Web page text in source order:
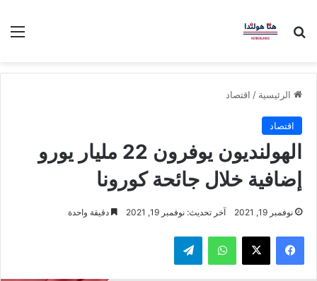
بحث عن
الرئيسية / اقتصاد
اقتصاد
الهولنديون يوفرون 22 مليار يورو
إضافية خلال جائحة كورونا
نوفمبر 19, 2021 آخر تحديث: نوفمبر 19, 2021 دقيقة واحدة
فيسبوك ‫X واتساب تيلقرام